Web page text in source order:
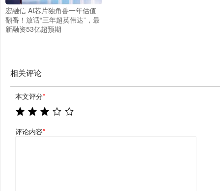
宏融信 AI芯片独角兽一年估值
翻番！放话“三年超英伟达”，最
新融资53亿超预期
相关评论
本文评分*
评论内容*